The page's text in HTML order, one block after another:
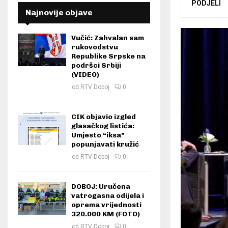
PODJELI
Najnovije objave
Vučić: Zahvalan sam
rukovodstvu
Republike Srpske na
podršci Srbiji
(VIDEO)
od RTV Doboj 0
CIK objavio izgled
glasačkog listića:
Umjesto “iksa”
popunjavati kružić
od RTV Doboj 0
DOBOJ: Uručena
vatrogasna odijela i
oprema vrijednosti
320.000 KM (FOTO)